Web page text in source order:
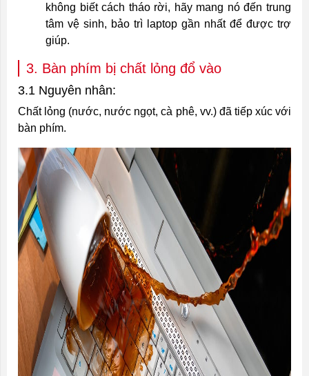
không biết cách tháo rời, hãy mang nó đến trung
tâm vệ sinh, bảo trì laptop gần nhất để được trợ
giúp.
3. Bàn phím bị chất lỏng đổ vào
3.1 Nguyên nhân:
Chất lỏng (nước, nước ngọt, cà phê, vv.) đã tiếp xúc với
bàn phím.